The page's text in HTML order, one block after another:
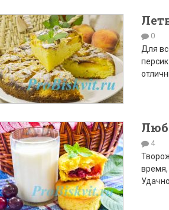
0
Для
4
время,